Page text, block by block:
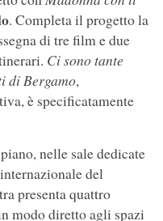
. Completa il progetto la
di tre film e due
Ci sono tante
di Bergamo,
è specificatamente
nelle sale dedicate
del
presenta quattro
modo diretto agli spazi